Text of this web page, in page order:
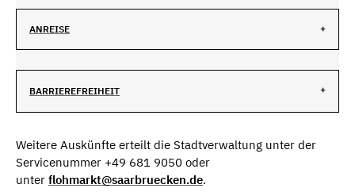
ANREISE
BARRIEREFREIHEIT
Weitere Auskünfte erteilt die Stadtverwaltung unter der
Servicenummer +49 681 9050 oder
unter flohmarkt@saarbruecken.de.